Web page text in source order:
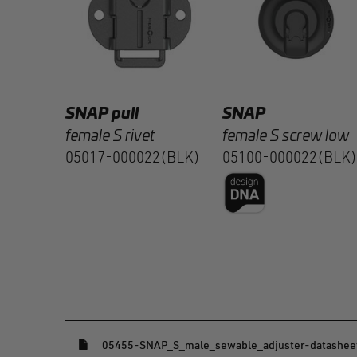
SNAP pull
female S rivet
05017-000022(BLK)
SNAP
female S screw low
05100-000022(BLK)
05455-SNAP_S_male_sewable_adjuster-
(öffnet in einem neuen Fenster)